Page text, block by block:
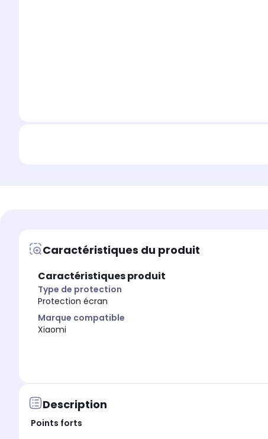
Caractéristiques du produit
Caractéristiques produit
Type de protection
Protection écran
Marque compatible
Xiaomi
Description
Points forts